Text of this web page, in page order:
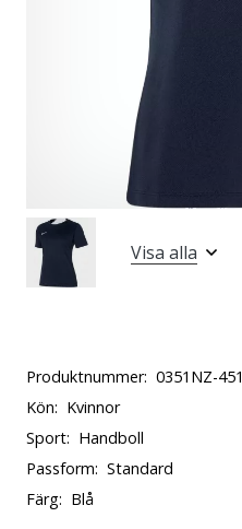
Visa alla
Produktnummer: 0351NZ-451
Kön: Kvinnor
Sport: Handboll
Passform: Standard
Färg: Blå